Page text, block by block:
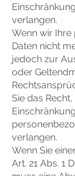
verlangen.
Wenn wir
Daten nicht
jedoch zur
oder
Sie das
verlangen.
Wenn Sie
Art. 21 Abs. 1